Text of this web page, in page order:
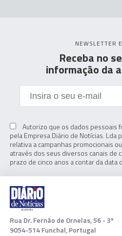
NEWSLETTER
Receba no
informação da
Autorizo que os dados pessoais
pela Empresa Diário de Notícias. Lda
relativa a campanhas promocionais
através dos seus diversos canais de
prazo de cinco anos a contar da data
Rua Dr. Fernão de Ornelas, 56 - 3º
9054-514 Funchal, Portugal